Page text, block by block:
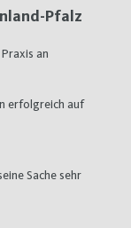
Pfalz
an
erfolgreich auf
Sache sehr